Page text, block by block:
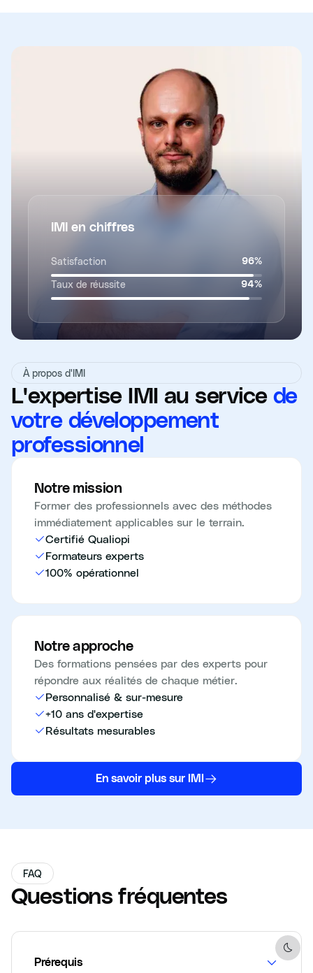
IMI en chiffres
Satisfaction 96%
Taux de réussite 94%
À propos d'IMI
L'expertise IMI au service de
votre développement
professionnel
Notre mission
Former des professionnels avec des méthodes
immédiatement applicables sur le terrain.
Certifié Qualiopi
Formateurs experts
100% opérationnel
Notre approche
Des formations pensées par des experts pour
répondre aux réalités de chaque métier.
Personnalisé & sur-mesure
+10 ans d'expertise
Résultats mesurables
En savoir plus sur IMI
FAQ
Questions fréquentes
Prérequis
Dark